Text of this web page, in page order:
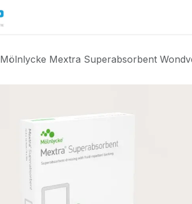
Mölnlycke Mextra Superabsorbent